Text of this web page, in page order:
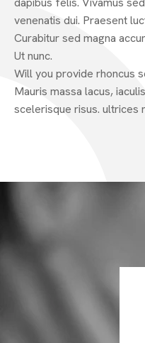
venenatis dui. Praesent
Curabitur sed magna
Ut nunc.
Will you provide rhoncus
Mauris massa lacus,
scelerisque risus. ultrices